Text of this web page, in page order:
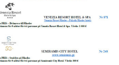
den första